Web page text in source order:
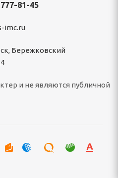
81-45
imc.ru
Бережковский
и не являются публичной